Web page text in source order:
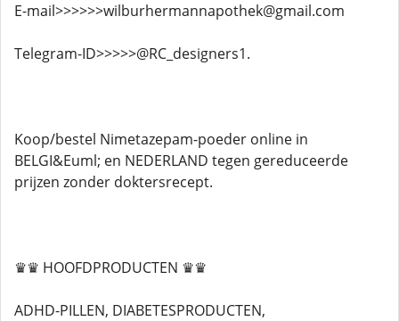
E-mail>>>>>>wilburhermannapothek@gmail.com
Telegram-ID>>>>>@RC_designers1.
Koop/bestel Nimetazepam-poeder online in
BELGI&Euml; en NEDERLAND tegen gereduceerde
prijzen zonder doktersrecept.
♛♛ HOOFDPRODUCTEN ♛♛
ADHD-PILLEN, DIABETESPRODUCTEN,